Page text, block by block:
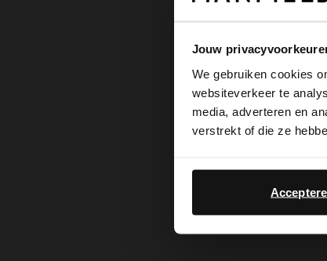
Jouw
We gebruiken cookies
websiteverkeer te
media, adverteren en
verstrekt of die ze